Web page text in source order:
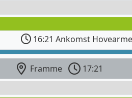
16:21 Ankomst
Framme
17:21